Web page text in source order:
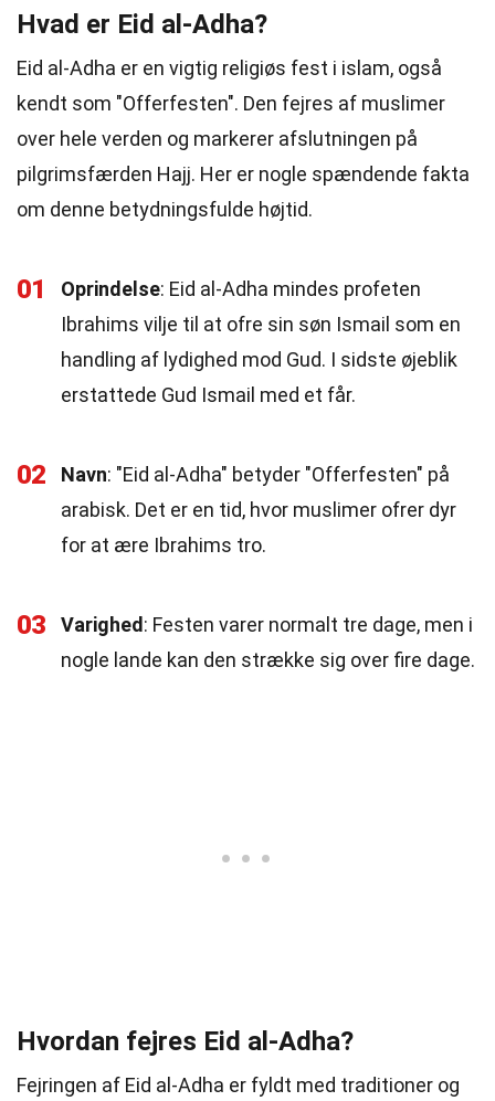
Hvad er Eid al-Adha?
Eid al-Adha er en vigtig religiøs fest i islam, også
kendt som "Offerfesten". Den fejres af muslimer
over hele verden og markerer afslutningen på
pilgrimsfærden Hajj. Her er nogle spændende fakta
om denne betydningsfulde højtid.
01 Oprindelse: Eid al-Adha mindes profeten
Ibrahims vilje til at ofre sin søn Ismail som en
handling af lydighed mod Gud. I sidste øjeblik
erstattede Gud Ismail med et får.
02 Navn: "Eid al-Adha" betyder "Offerfesten" på
arabisk. Det er en tid, hvor muslimer ofrer dyr
for at ære Ibrahims tro.
03 Varighed : Festen varer normalt tre dage, men i
nogle lande kan den strække sig over fire dage.
Hvordan fejres Eid al-Adha?
Fejringen af Eid al-Adha er fyldt med traditioner og